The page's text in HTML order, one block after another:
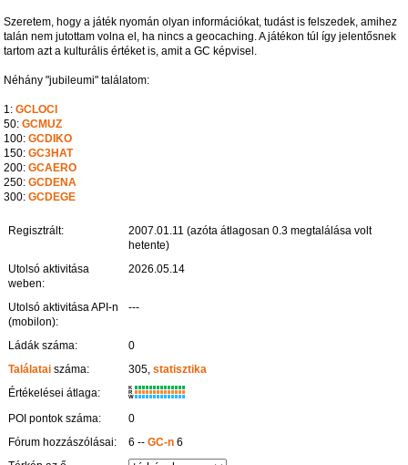
Szeretem, hogy a játék nyomán olyan információkat, tudást is felszedek, amihez
talán nem jutottam volna el, ha nincs a geocaching. A játékon túl így jelentősnek
tartom azt a kulturális értéket is, amit a GC képvisel.
Néhány "jubileumi" találatom:
1:GCLOCI
50:GCMUZ
100:GCDIKO
150:GC3HAT
200:GCAERO
250:GCDENA
300:GCDEGE
Regisztrált:
2007.01.11 (azóta átlagosan 0.3 megtalálása volt
hetente)
Utolsó aktivitása
weben:
2026.05.14
Utolsó aktivitása API-n
(mobilon):
---
Ládák száma:
0
Találatai száma: 305,statisztika
Értékelései átlaga:
K
R
W
POI pontok száma:
0
Fórum hozzászólásai:
6 --GC-n 6